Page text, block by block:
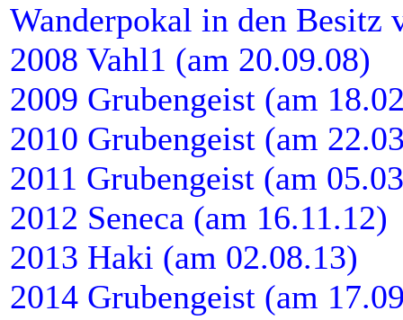
Wanderpokal in den Besitz
2008 Vahl1 (am 20.09.08)
2009 Grubengeist (am
2010 Grubengeist (am
2011 Grubengeist (am
2012 Seneca (am 16.11.12)
2013 Haki (am 02.08.13)
2014 Grubengeist (am